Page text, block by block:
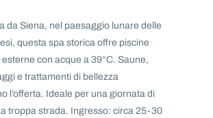
da Siena, nel paesaggio lunare delle
questa spa storica offre piscine
con acque a 39°C. Saune,
e trattamenti di bellezza
l’offerta. Ideale per una giornata di
troppa strada. Ingresso: circa 25-30